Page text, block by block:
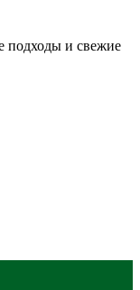
подходы и свежие